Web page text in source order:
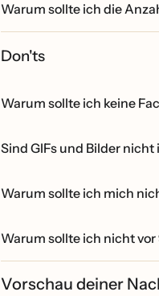
Warum sollte ich die
Don'ts
Warum sollte ich keine
Sind GIFs und Bilder
Warum sollte ich mich
Warum sollte ich nicht
Vorschau deiner